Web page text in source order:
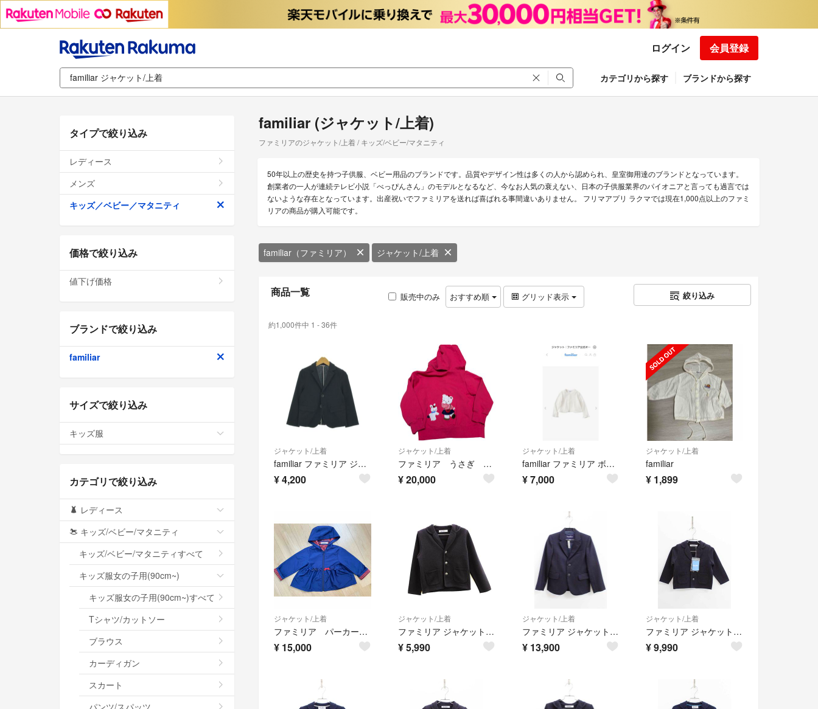
ログイン 会員登録
カテゴリから探す ブランドから探す
familiar (ジャケット/上着)
ファミリアのジャケット/上着 / キッズ/ベビー/マタニティ
50年以上の歴史を持つ子供服、ベビー用品のブランドです。品質やデザイン性は多くの人から認められ、皇室御用達のブランドとなっています。
創業者の一人が連続テレビ小説「べっぴんさん」のモデルとなるなど、今なお人気の衰えない、日本の子供服業界のパイオニアと言っても過言では
ないような存在となっています。出産祝いでファミリアを送れば喜ばれる事間違いありません。 フリマアプリ ラクマでは現在1,000点以上のファミ
リアの商品が購入可能です。
familiar（ファミリア） ジャケット/上着
商品一覧 販売中のみ おすすめ順 グリッド表示 絞り込み
約1,000件中 1 - 36件
ジャケット/上着
familiar ファミリア ジャケット（その他） 120cm 紺 【古着】【中古】【送料無料】
¥4,200
ジャケット/上着
ファミリア うさぎ くま リアちゃん パーカー
¥20,000
ジャケット/上着
familiar ファミリア ボレロ 130
¥7,000
ジャケット/上着
familiar
¥ 1,899
ジャケット/上着
ファミリア パーカー 110
¥ 15,000
ジャケット/上着
ファミリア ジャケット 120cm キッズ 男児 濃紺 お受験【中古】【新入荷!】■
¥5,990
ジャケット/上着
ファミリア ジャケット 120cm キッズ 男児 紺 お受験 お稽古【中古】【新入荷!】《
¥ 13,900
ジャケット/上着
ファミリア ジャケット 90cm キッズ 男児 紺 お受験 お稽古【新品 未使用品】【新入荷!】《
¥9,990
タイプで絞り込み
レディース
メンズ
キッズ／ベビー／マタニティ
価格で絞り込み
値下げ価格
ブランドで絞り込み
familiar
サイズで絞り込み
キッズ服
カテゴリで絞り込み
レディース
キッズ/ベビー/マタニティ
キッズ/ベビー/マタニティすべて
キッズ服女の子用(90cm~)
キッズ服女の子用(90cm~)すべて
Tシャツ/カットソー
ブラウス
カーディガン
スカート
パンツ/スパッツ